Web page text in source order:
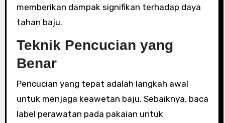
memberikan dampak signifikan terhadap daya
tahan baju.
Teknik Pencucian yang
Benar
Pencucian yang tepat adalah langkah awal
untuk menjaga keawetan baju. Sebaiknya, baca
label perawatan pada pakaian untuk